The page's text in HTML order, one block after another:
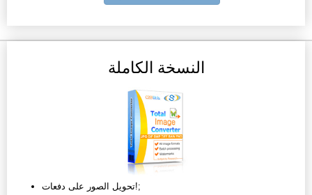
النسخة الكاملة
تحويل الصور على دفعات!;